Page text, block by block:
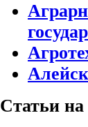
Статьи